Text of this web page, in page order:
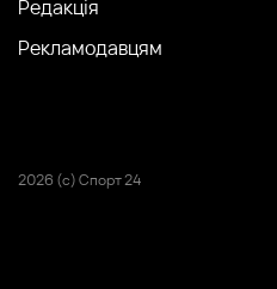
Редакція
Рекламодавцям
2026 (с) Спорт 24